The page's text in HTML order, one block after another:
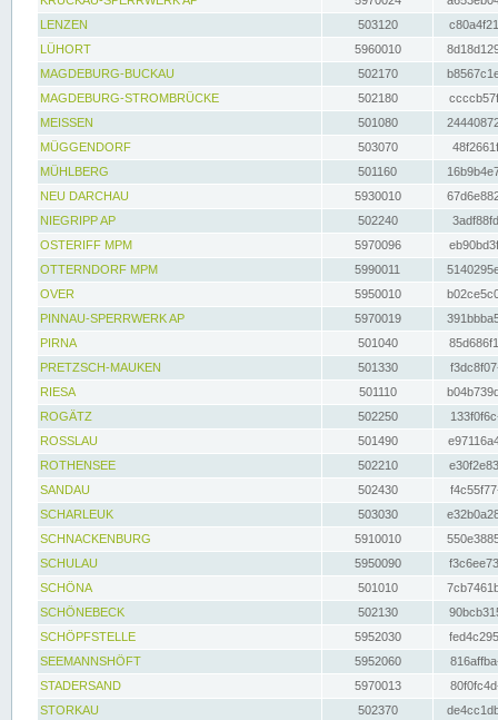
LENZEN
503120
LÜHORT
5960010
MAGDEBURG-BUCKAU
502170
MAGDEBURG-STROMBRÜCKE
502180
MEISSEN
501080
MÜGGENDORF
503070
MÜHLBERG
501160
NEU DARCHAU
5930010
NIEGRIPP AP
502240
OSTERIFF MPM
5970096
OTTERNDORF MPM
5990011
OVER
5950010
PINNAU-SPERRWERK AP
5970019
PIRNA
501040
PRETZSCH-MAUKEN
501330
RIESA
501110
ROGÄTZ
502250
ROSSLAU
501490
ROTHENSEE
502210
SANDAU
502430
SCHARLEUK
503030
SCHNACKENBURG
5910010
SCHULAU
5950090
SCHÖNA
501010
SCHÖNEBECK
502130
SCHÖPFSTELLE
5952030
SEEMANNSHÖFT
5952060
STADERSAND
5970013
STORKAU
502370